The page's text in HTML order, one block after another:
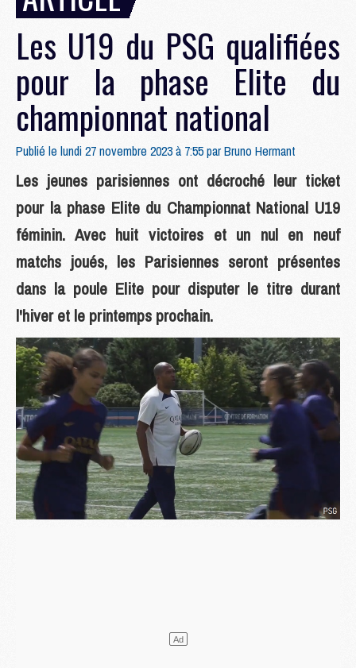
Les U19 du PSG qualifiées
pour la phase Elite du
championnat national
Publié le lundi 27 novembre 2023 à 7:55 parBruno Hermant
Les jeunes parisiennes ont décroché leur ticket
pour la phase Elite du Championnat National U19
féminin. Avec huit victoires et un nul en neuf
matchs joués, les Parisiennes seront présentes
dans la poule Elite pour disputer le titre durant
l'hiver et le printemps prochain.